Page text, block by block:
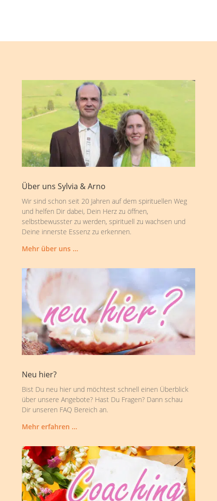
Über uns Sylvia & Arno
Wir sind schon seit 20 Jahren auf dem spirituellen Weg
und helfen Dir dabei, Dein Herz zu öffnen,
selbstbewusster zu werden, spirituell zu wachsen und
Deine innerste Essenz zu erkennen.
Mehr über uns …
Neu hier?
Bist Du neu hier und möchtest schnell einen Überblick
über unsere Angebote? Hast Du Fragen? Dann schau
Dir unseren FAQ Bereich an.
Mehr erfahren …